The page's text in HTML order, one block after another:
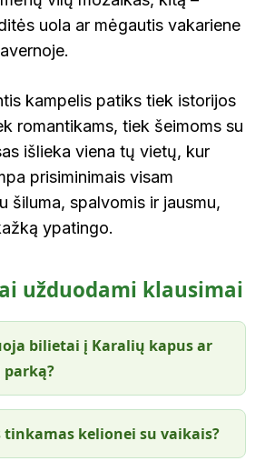
uola ar mėgautis vakariene
kampelis patiks tiek istorijos
romantikams, tiek šeimoms su
išlieka viena tų vietų, kur
prisiminimais visam
šiluma, spalvomis ir jausmu,
ypatingo.
užduodami klausimai
bilietai į Karalių kapus ar
tinkamas kelionei su vaikais?